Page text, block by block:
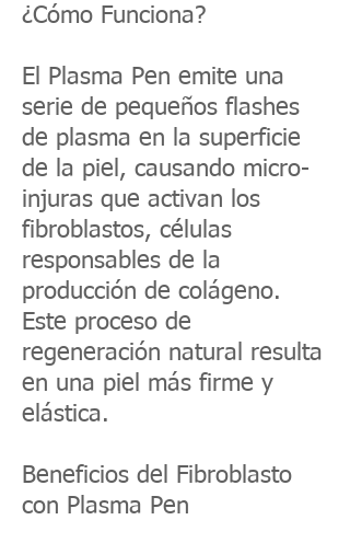
¿Cómo Funciona?
El Plasma Pen emite una
serie de pequeños flashes
de plasma en la superficie
de la piel, causando micro-
injuras que activan los
fibroblastos, células
responsables de la
producción de colágeno.
Este proceso de
regeneración natural resulta
en una piel más firme y
elástica.
Beneficios del Fibroblasto
con Plasma Pen